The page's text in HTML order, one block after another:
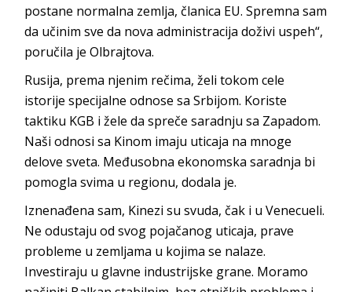
postane normalna zemlja, članica EU. Spremna sam
da učinim sve da nova administracija doživi uspeh“,
poručila je Olbrajtova.
Rusija, prema njenim rečima, želi tokom cele
istorije specijalne odnose sa Srbijom. Koriste
taktiku KGB i žele da spreče saradnju sa Zapadom.
Naši odnosi sa Kinom imaju uticaja na mnoge
delove sveta. Međusobna ekonomska saradnja bi
pomogla svima u regionu, dodala je.
Iznenađena sam, Kinezi su svuda, čak i u Venecueli.
Ne odustaju od svog pojačanog uticaja, prave
probleme u zemljama u kojima se nalaze.
Investiraju u glavne industrijske grane. Moramo